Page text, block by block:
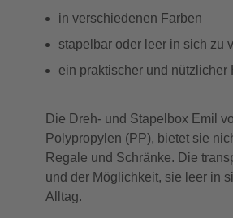
in verschiedenen Farben
stapelbar oder leer in sich zu
ein praktischer und
Die Dreh- und Stapelbox Emil
Polypropylen (PP), bietet sie
Regale und Schränke. Die
und der Möglichkeit, sie leer in
Alltag.